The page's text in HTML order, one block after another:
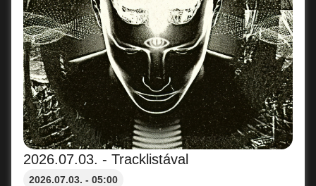
2026.07.03. - Tracklistával
2026.07.03. - 05:00